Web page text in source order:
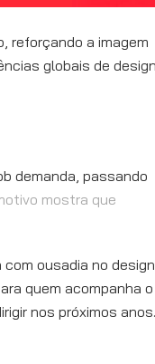
reforçando a imagem
globais de
demanda, passando
mostra que
ousadia no
quem acompanha o
nos próximos anos.